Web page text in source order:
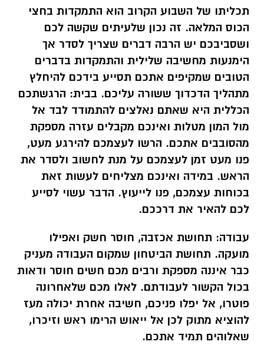
תכליתו של השבוע הקרוב הוא התמקדות בחצי
הכוס המלאה. זה נכון שלעיתים שקשה לכם
ושסביבכם יש הרבה דברים שצריך לסדר אך
הימנעות מחשיבה שלילית והתמקדות בדברים
הטובים שמקיפים אתכם תסייע בידכם להיחלץ
מתהליך הדכדוך ששורה עליכם. בבית: הרגשתכם
הכללית היא שאתם נאלצים להתמודד לבד אל
מול המון מטלות ואינכם מקבלים עזרה מספקת
מהסובבים אתכם. הרשו לעצמכם להירגע מעט,
פנו מעט זמן לעצמכם על מנת לחשוב ולסדר את
הראש. במידה ואינכם מצליחים לעשות זאת
בכוחות עצמכם, פנו לייעוץ. הדבר עשוי לסייע
לכם להאיר את דרככם.
עבודה: תחושת אכזבה, חוסר חשק ואפילו
מועקה. תחושת הביטחון שמקום העבודה מעניק
כבר איננה מספקת ורבים מכם חשים חוסר ודאות
בכול הקשור לעבודתם. לאלו מכם שלאחרונה
פוטרו, אל יפלו פניכם, חשיבה אחרת יכולה מעז
להוציא מתוק לכן אל ייאוש הרימו ראש וזיכרו,
שאלוהים תמיד אתכם.